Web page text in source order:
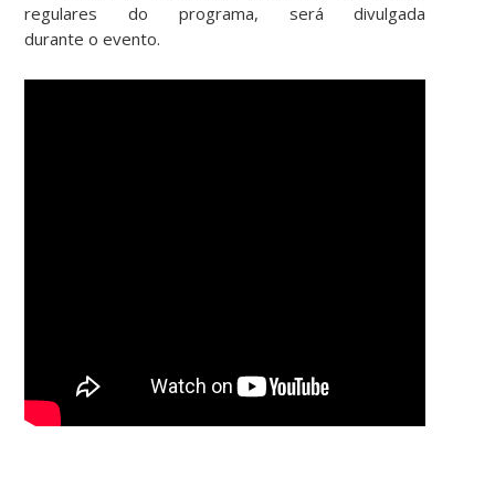
regulares do programa, será divulgada
durante o evento.